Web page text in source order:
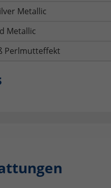
Metallic
Metallic
Perlmutteffekt